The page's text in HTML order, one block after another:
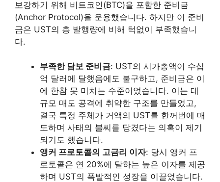
보강하기 위해 비트코인(BTC)을 포함한 준비금
(Anchor Protocol)을 운용했습니다. 하지만 이 준비
금은 UST의 총 발행량에 비해 턱없이 부족했습니
다.
부족한 담보 준비금: UST의 시가총액이 수십
억 달러에 달했음에도 불구하고, 준비금은 이
에 한참 못 미치는 수준이었습니다. 이는 대
규모 매도 공격에 취약한 구조를 만들었고,
결국 특정 주체가 거액의 UST를 한꺼번에 매
도하며 사태의 불씨를 당겼다는 의혹이 제기
되기도 했습니다.
앵커 프로토콜의 고금리 이자: 당시 앵커 프
로토콜은 연 20%에 달하는 높은 이자를 제공
하며 UST의 폭발적인 성장을 이끌었습니다.